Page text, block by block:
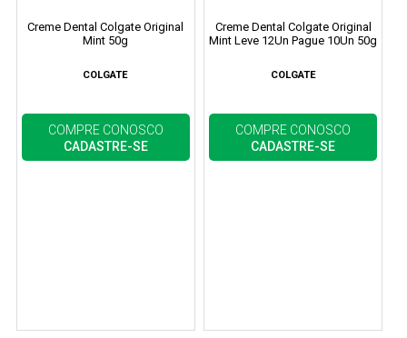
Creme Dental Colgate Original
Mint 50g
COLGATE
COMPRE CONOSCO
CADASTRE-SE
Creme Dental Colgate Original
Mint Leve 12Un Pague 10Un 50g
COLGATE
COMPRE CONOSCO
CADASTRE-SE